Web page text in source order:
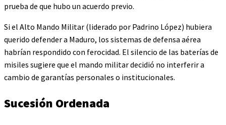
prueba de que hubo un acuerdo previo.
Si el Alto Mando Militar (liderado por Padrino López) hubiera
querido defender a Maduro, los sistemas de defensa aérea
habrían respondido con ferocidad. El silencio de las baterías de
misiles sugiere que el mando militar decidió no interferir a
cambio de garantías personales o institucionales.
Sucesión Ordenada